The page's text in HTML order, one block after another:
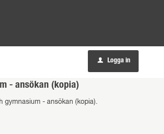
u Logga in
- ansökan (kopia)
gymnasium - ansökan (kopia).